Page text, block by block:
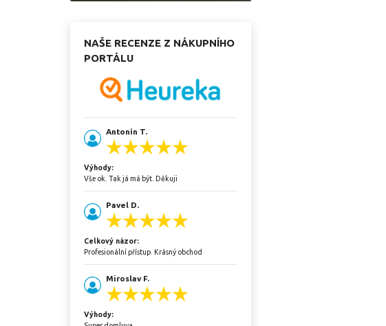
NAŠE RECENZE Z NÁKUPNÍHO
PORTÁLU
Antonín T.
Výhody:
Vše ok. Tak já má být. Děkuji
Pavel D.
Celkový názor:
Profesionální přístup. Krásný obchod
Miroslav F.
Výhody: